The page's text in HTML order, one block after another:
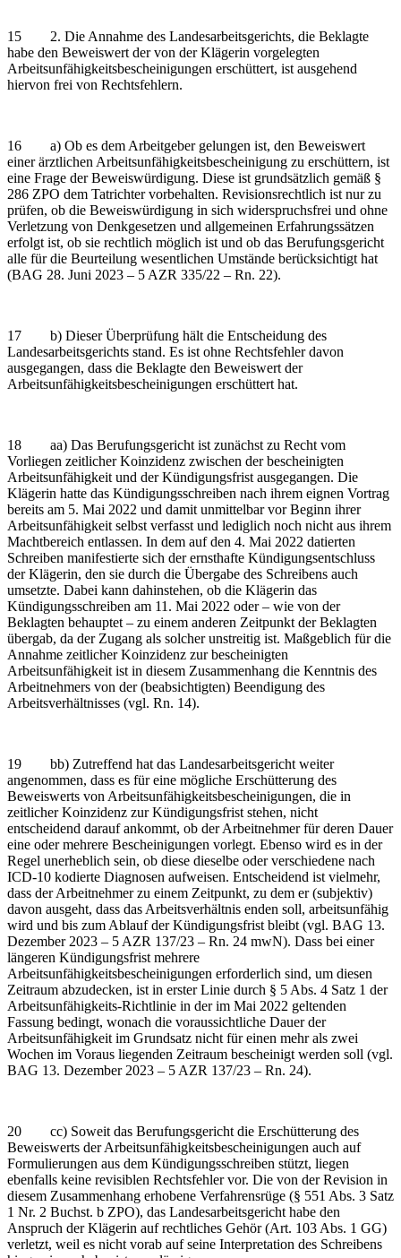
15 2. Die Annahme des Landesarbeitsgerichts, die Beklagte
habe den Beweiswert der von der Klägerin vorgelegten
Arbeitsunfähigkeitsbescheinigungen erschüttert, ist ausgehend
hiervon frei von Rechtsfehlern.
16 a) Ob es dem Arbeitgeber gelungen ist, den Beweiswert
einer ärztlichen Arbeitsunfähigkeitsbescheinigung zu erschüttern, ist
eine Frage der Beweiswürdigung. Diese ist grundsätzlich gemäß §
286 ZPO dem Tatrichter vorbehalten. Revisionsrechtlich ist nur zu
prüfen, ob die Beweiswürdigung in sich widerspruchsfrei und ohne
Verletzung von Denkgesetzen und allgemeinen Erfahrungssätzen
erfolgt ist, ob sie rechtlich möglich ist und ob das Berufungsgericht
alle für die Beurteilung wesentlichen Umstände berücksichtigt hat
(BAG 28. Juni 2023 – 5 AZR 335/22 – Rn. 22).
17 b) Dieser Überprüfung hält die Entscheidung des
Landesarbeitsgerichts stand. Es ist ohne Rechtsfehler davon
ausgegangen, dass die Beklagte den Beweiswert der
Arbeitsunfähigkeitsbescheinigungen erschüttert hat.
18 aa) Das Berufungsgericht ist zunächst zu Recht vom
Vorliegen zeitlicher Koinzidenz zwischen der bescheinigten
Arbeitsunfähigkeit und der Kündigungsfrist ausgegangen. Die
Klägerin hatte das Kündigungsschreiben nach ihrem eignen Vortrag
bereits am 5. Mai 2022 und damit unmittelbar vor Beginn ihrer
Arbeitsunfähigkeit selbst verfasst und lediglich noch nicht aus ihrem
Machtbereich entlassen. In dem auf den 4. Mai 2022 datierten
Schreiben manifestierte sich der ernsthafte Kündigungsentschluss
der Klägerin, den sie durch die Übergabe des Schreibens auch
umsetzte. Dabei kann dahinstehen, ob die Klägerin das
Kündigungsschreiben am 11. Mai 2022 oder – wie von der
Beklagten behauptet – zu einem anderen Zeitpunkt der Beklagten
übergab, da der Zugang als solcher unstreitig ist. Maßgeblich für die
Annahme zeitlicher Koinzidenz zur bescheinigten
Arbeitsunfähigkeit ist in diesem Zusammenhang die Kenntnis des
Arbeitnehmers von der (beabsichtigten) Beendigung des
Arbeitsverhältnisses (vgl. Rn. 14).
19 bb) Zutreffend hat das Landesarbeitsgericht weiter
angenommen, dass es für eine mögliche Erschütterung des
Beweiswerts von Arbeitsunfähigkeitsbescheinigungen, die in
zeitlicher Koinzidenz zur Kündigungsfrist stehen, nicht
entscheidend darauf ankommt, ob der Arbeitnehmer für deren Dauer
eine oder mehrere Bescheinigungen vorlegt. Ebenso wird es in der
Regel unerheblich sein, ob diese dieselbe oder verschiedene nach
ICD-10 kodierte Diagnosen aufweisen. Entscheidend ist vielmehr,
dass der Arbeitnehmer zu einem Zeitpunkt, zu dem er (subjektiv)
davon ausgeht, dass das Arbeitsverhältnis enden soll, arbeitsunfähig
wird und bis zum Ablauf der Kündigungsfrist bleibt (vgl. BAG 13.
Dezember 2023 – 5 AZR 137/23 – Rn. 24 mwN). Dass bei einer
längeren Kündigungsfrist mehrere
Arbeitsunfähigkeitsbescheinigungen erforderlich sind, um diesen
Zeitraum abzudecken, ist in erster Linie durch § 5 Abs. 4 Satz 1 der
Arbeitsunfähigkeits-Richtlinie in der im Mai 2022 geltenden
Fassung bedingt, wonach die voraussichtliche Dauer der
Arbeitsunfähigkeit im Grundsatz nicht für einen mehr als zwei
Wochen im Voraus liegenden Zeitraum bescheinigt werden soll (vgl.
BAG 13. Dezember 2023 – 5 AZR 137/23 – Rn. 24).
20 cc) Soweit das Berufungsgericht die Erschütterung des
Beweiswerts der Arbeitsunfähigkeitsbescheinigungen auch auf
Formulierungen aus dem Kündigungsschreiben stützt, liegen
ebenfalls keine revisiblen Rechtsfehler vor. Die von der Revision in
diesem Zusammenhang erhobene Verfahrensrüge (§ 551 Abs. 3 Satz
1 Nr. 2 Buchst. b ZPO), das Landesarbeitsgericht habe den
Anspruch der Klägerin auf rechtliches Gehör (Art. 103 Abs. 1 GG)
verletzt, weil es nicht vorab auf seine Interpretation des Schreibens